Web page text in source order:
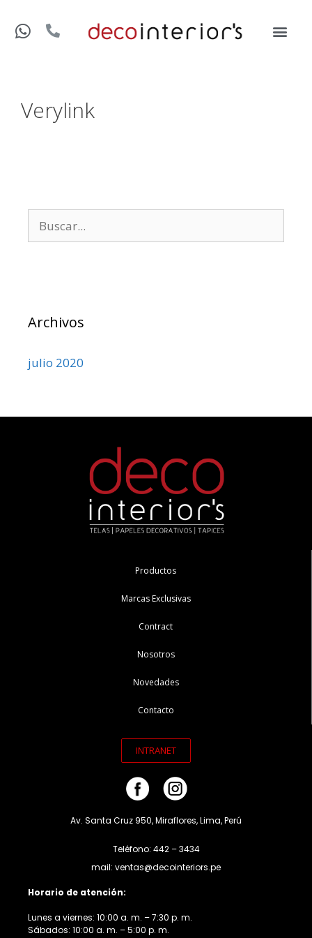
Verylink
Archivos
julio 2020
Productos
Marcas Exclusivas
Contract
Nosotros
Novedades
Contacto
INTRANET
Av. Santa Cruz 950, Miraflores, Lima, Perú
Teléfono: 442 – 3434
mail: ventas@decointeriors.pe
Horario de atención:
Lunes a viernes: 10:00 a. m. – 7:30 p. m.
Sábados: 10:00 a. m. – 5:00 p. m.